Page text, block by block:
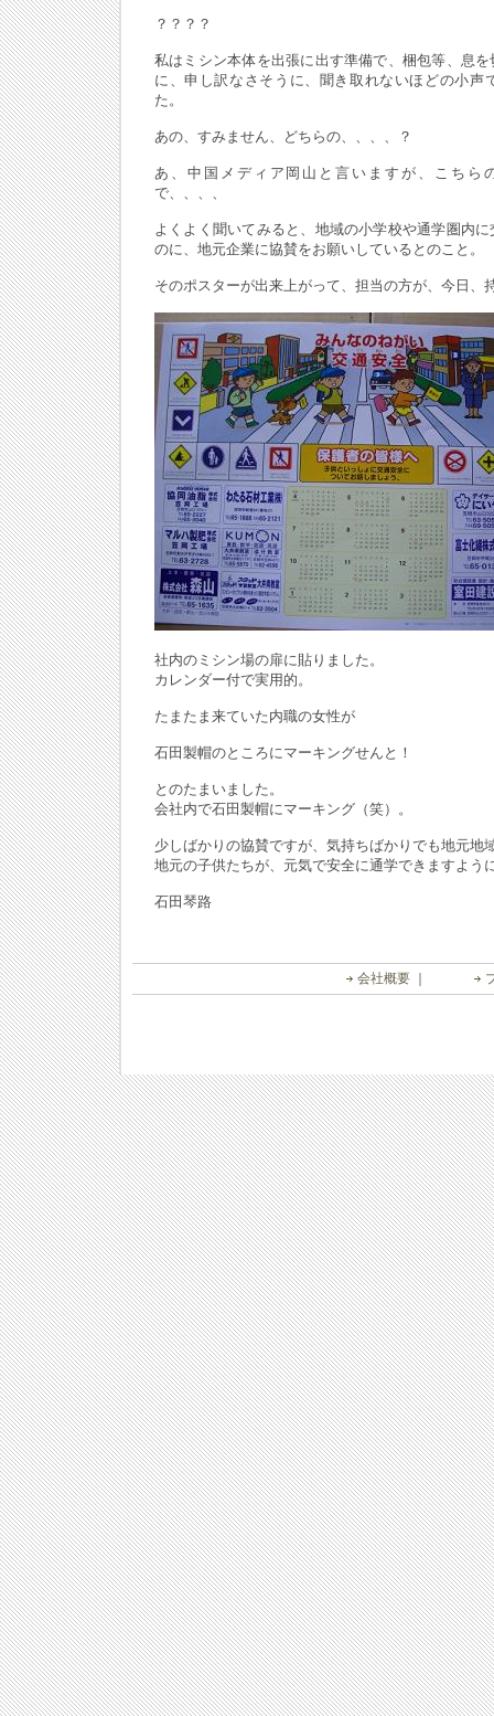
？？？？
私はミシン本体を出張に出す準備で、梱包等、息
に、申し訳なさそうに、聞き取れないほどの小声
た。
あの、すみません、どちらの、、、、？
あ、中国メディア岡山と言いますが、こちら
で、、、、
よくよく聞いてみると、地域の小学校や通学圏内
のに、地元企業に協賛をお願いしているとのこと。
そのポスターが出来上がって、担当の方が、今日、
社内のミシン場の扉に貼りました。
カレンダー付で実用的。
たまたま来ていた内職の女性が
石田製帽のところにマーキングせんと！
とのたまいました。
会社内で石田製帽にマーキング（笑）。
少しばかりの協賛ですが、気持ちばかりでも地元地
地元の子供たちが、元気で安全に通学できますよう
石田琴路
会社概要